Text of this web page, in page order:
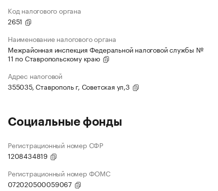
Код налогового органа
2651
Наименование налогового органа
Межрайонная инспекция Федеральной налоговой службы №
11 по Ставропольскому краю
Адрес налоговой
355035, Ставрополь г, Советская ул,3
Социальные фонды
Регистрационный номер СФР
1208434819
Регистрационный номер ФОМС
072020500059067